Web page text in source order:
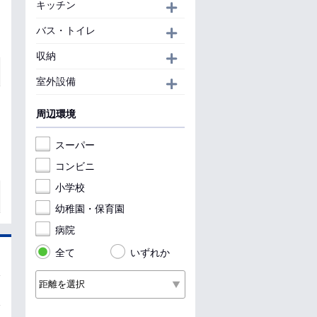
キッチン
バス・トイレ
収納
室外設備
周辺環境
スーパー
コンビニ
小学校
幼稚園・保育園
病院
全て
いずれか